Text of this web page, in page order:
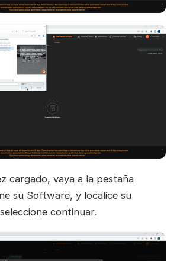
cargado, vaya a la pestaña
su Software, y localice su
continuar.